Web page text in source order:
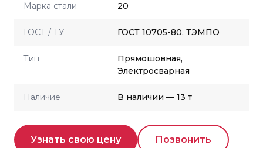
Марка стали 20
ГОСТ / ТУ ГОСТ 10705-80, ТЭМПО
Тип
Прямошовная,
Электросварная
Наличие В наличии — 13 т
Узнать свою цену Позвонить